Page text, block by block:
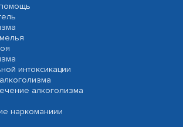
интоксикации
алкоголизма
наркоманиии